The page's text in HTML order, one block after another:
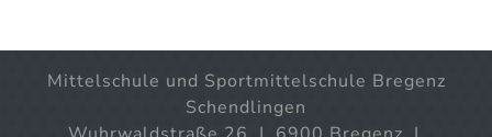
Mittelschule und Sportmittelschule Bregenz
Schendlingen